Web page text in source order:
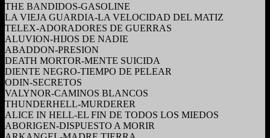
THE BANDIDOS-GASOLINE
LA VIEJA GUARDIA-LA VELOCIDAD DEL MATIZ
TELEX-ADORADORES DE GUERRAS
ALUVION-HIJOS DE NADIE
ABADDON-PRESION
DEATH MORTOR-MENTE SUICIDA
DIENTE NEGRO-TIEMPO DE PELEAR
ODIN-SECRETOS
VALYNOR-CAMINOS BLANCOS
THUNDERHELL-MURDERER
ALICE IN HELL-EL FIN DE TODOS LOS MIEDOS
ABORIGEN-DISPUESTO A MORIR